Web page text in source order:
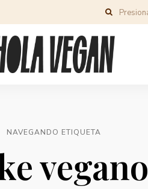
NAVEGANDO ETIQUETA
vegano